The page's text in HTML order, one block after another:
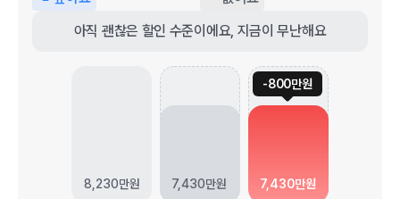
아직 괜찮은 할인 수준이에요, 지금이 무난해요
8,230만원 7,430만원
-800만원
7,430만원